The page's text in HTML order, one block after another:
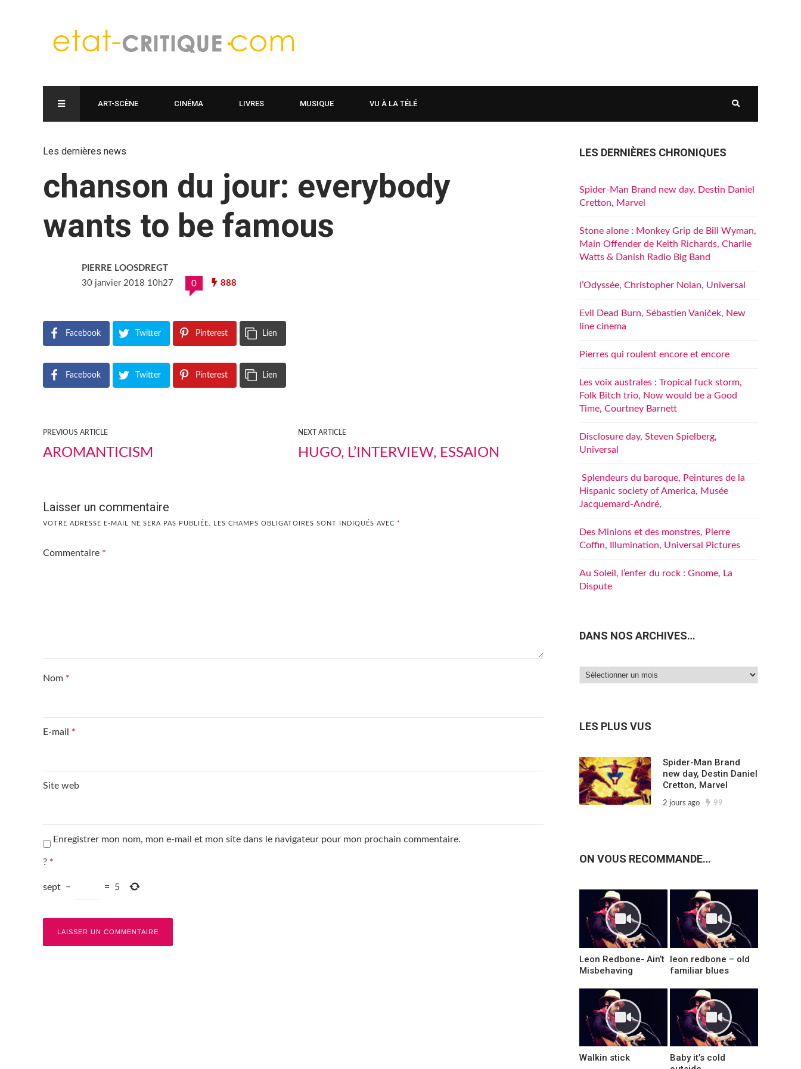
ART-SCÈNE CINÉMA LIVRES MUSIQUE VU À LA TÉLÉ
Les dernières news
chanson du jour: everybody
wants to be famous
PIERRE LOOSDREGT
30 janvier 2018 10h27
0 888
Facebook Twitter Pinterest Lien
Facebook Twitter Pinterest Lien
PREVIOUS ARTICLE
AROMANTICISM
NEXT ARTICLE
HUGO, L’INTERVIEW, ESSAION
Laisser un commentaire
VOTRE ADRESSE E-MAIL NE SERA PAS PUBLIÉE. LES CHAMPS OBLIGATOIRES SONT INDIQUÉS AVEC *
Commentaire *
Nom *
E-mail *
Site web
Enregistrer mon nom, mon e-mail et mon site dans le navigateur pour mon prochain commentaire.
? *
sept − = 5
LES DERNIÈRES CHRONIQUES
Spider-Man Brand new day, Destin Daniel
Cretton, Marvel
Stone alone : Monkey Grip de Bill Wyman,
Main Offender de Keith Richards, Charlie
Watts & Danish Radio Big Band
l’Odyssée, Christopher Nolan, Universal
Evil Dead Burn, Sébastien Vaniček, New
line cinema
Pierres qui roulent encore et encore
Les voix australes : Tropical fuck storm,
Folk Bitch trio, Now would be a Good
Time, Courtney Barnett
Disclosure day, Steven Spielberg,
Universal
Splendeurs du baroque, Peintures de la
Hispanic society of America, Musée
Jacquemard-André,
Des Minions et des monstres, Pierre
Coffin, Illumination, Universal Pictures
Au Soleil, l’enfer du rock : Gnome, La
Dispute
DANS NOS ARCHIVES…
Dans
LES PLUS VUS
Spider-Man Brand
new day, Destin Daniel
Cretton, Marvel
2 jours ago 99
ON VOUS RECOMMANDE…
Leon Redbone- Ain’t
Misbehaving
leon redbone – old
familiar blues
Walkin stick
Baby it’s cold